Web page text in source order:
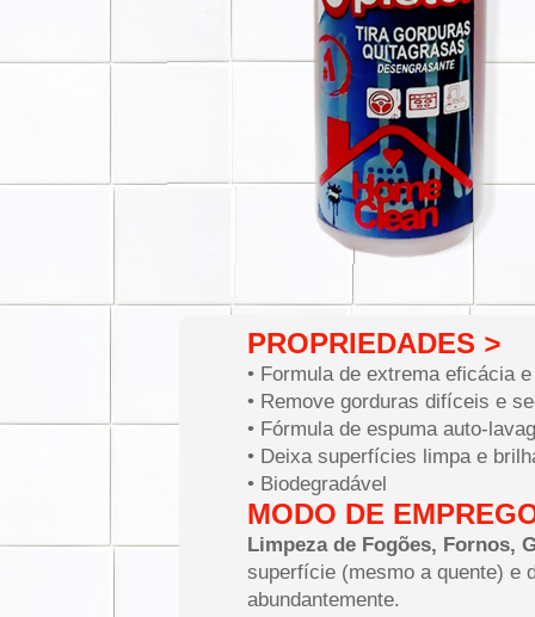
PROPRIEDADES >
• Formula de extrema eficácia
• Remove gorduras difíceis e
• Fórmula de espuma auto-
• Deixa superfícies limpa e
• Biodegradável
MODO DE
Limpeza de Fogões, Fornos,
superfície (mesmo a quente) e
abundantemente.